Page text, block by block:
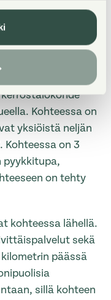
Kohteessa on
yksiöistä neljän
Kohteessa on 3
pyykkitupa,
on tehty
kohteessa lähellä.
sekä
päässä
sillä kohteen